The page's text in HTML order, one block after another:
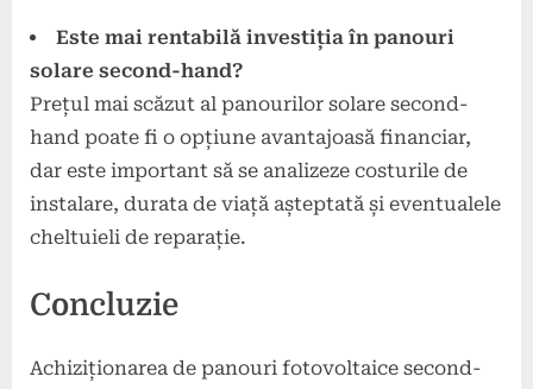
Este mai rentabilă investiția în panouri
solare second-hand?
Prețul mai scăzut al panourilor solare second-
hand poate fi o opțiune avantajoasă financiar,
dar este important să se analizeze costurile de
instalare, durata de viață așteptată și eventualele
cheltuieli de reparație.
Concluzie
Achiziționarea de panouri fotovoltaice second-